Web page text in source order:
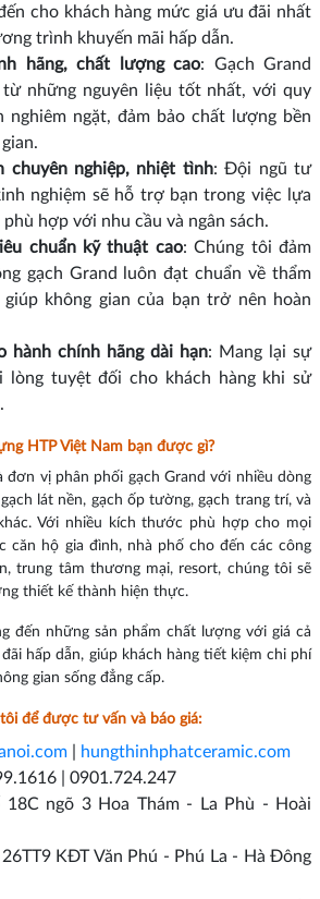
cho khách hàng mức giá ưu đãi nhất
trình khuyến mãi hấp dẫn.
hãng, chất lượng cao: Gạch Grand
những nguyên liệu tốt nhất, với quy
nghiêm ngặt, đảm bảo chất lượng bền
chuyên nghiệp, nhiệt tình: Đội ngũ tư
nghiệm sẽ hỗ trợ bạn trong việc lựa
hợp với nhu cầu và ngân sách.
chuẩn kỹ thuật cao: Chúng tôi đảm
gạch Grand luôn đạt chuẩn về thẩm
không gian của bạn trở nên hoàn
hành chính hãng dài hạn: Mang lại sự
lòng tuyệt đối cho khách hàng khi sử
HTP Việt Nam bạn được gì?
đơn vị phân phối gạch Grand với nhiều dòng
lát nền, gạch ốp tường, gạch trang trí, và
Với nhiều kích thước phù hợp cho mọi
căn hộ gia đình, nhà phố cho đến các công
trung tâm thương mại, resort, chúng tôi sẽ
thiết kế thành hiện thực.
đến những sản phẩm chất lượng với giá cả
hấp dẫn, giúp khách hàng tiết kiệm chi phí
gian sống đẳng cấp.
để được tư vấn và báo giá:
hungthinhphatceramic.com
| 0901.724.247
18C ngõ 3 Hoa Thám - La Phù - Hoài
26TT9 KĐT Văn Phú - Phú La - Hà Đông